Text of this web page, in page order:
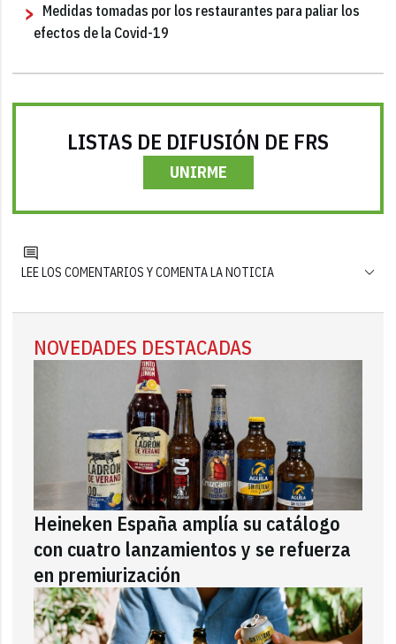
Medidas tomadas por los restaurantes para paliar los
efectos de la Covid-19
LISTAS DE DIFUSIÓN DE FRS
UNIRME
LEE LOS COMENTARIOS Y COMENTA LA NOTICIA
NOVEDADES DESTACADAS
Heineken España amplía su catálogo
con cuatro lanzamientos y se refuerza
en premiurización